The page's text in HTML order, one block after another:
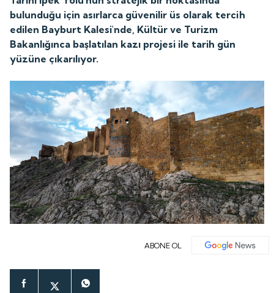
bulunduğu için asırlarca güvenilir üs olarak tercih
edilen Bayburt Kalesi'nde, Kültür ve Turizm
Bakanlığınca başlatılan kazı projesi ile tarih gün
yüzüne çıkarılıyor.
ABONE OL